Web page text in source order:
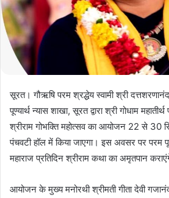
सूरत। गौऋषि परम श्रद्धेय स्वामी श्री
पूण्यार्थ न्यास शाखा, सूरत द्वारा श्री गोधाम
श्रीराम गोभक्ति महोत्सव का आयोजन 22 से
पंचवटी हॉल में किया जाएगा। इस अवसर पर परम
महाराज प्रतिदिन श्रीराम कथा का अमृतपान
आयोजन के मुख्य मनोरथी श्रीमती गीता देवी